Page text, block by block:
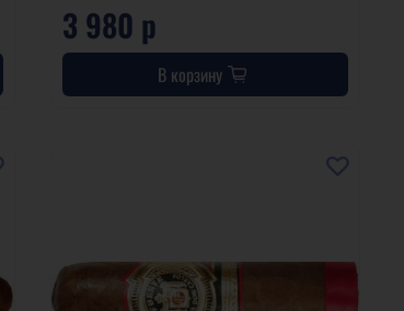
3 980 р
В корзину